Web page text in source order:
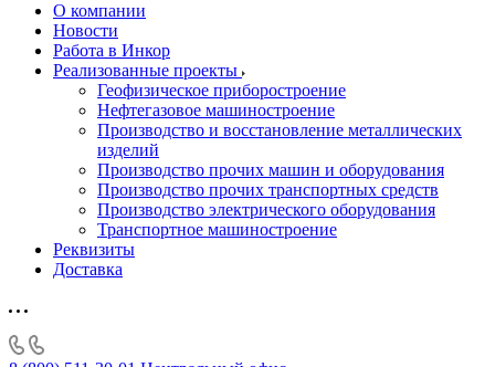
О компании
Новости
Работа в Инкор
Реализованные проекты
Геофизическое приборостроение
Нефтегазовое машиностроение
Производство и восстановление металлических
изделий
Производство прочих машин и оборудования
Производство прочих транспортных средств
Производство электрического оборудования
Транспортное машиностроение
Реквизиты
Доставка